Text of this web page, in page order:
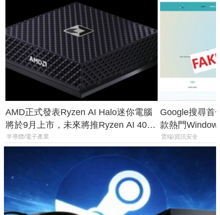
AMD正式發表Ryzen AI Halo迷你電腦
將於9月上市，未來將推Ryzen AI 400
Max系列處理器與對應升級版
半導體/電子產業
Google搜尋首
款熱門
機
雲端/資訊安全